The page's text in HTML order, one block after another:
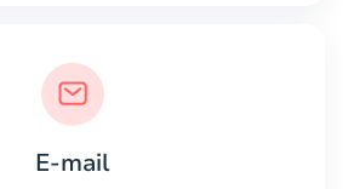
E-mail